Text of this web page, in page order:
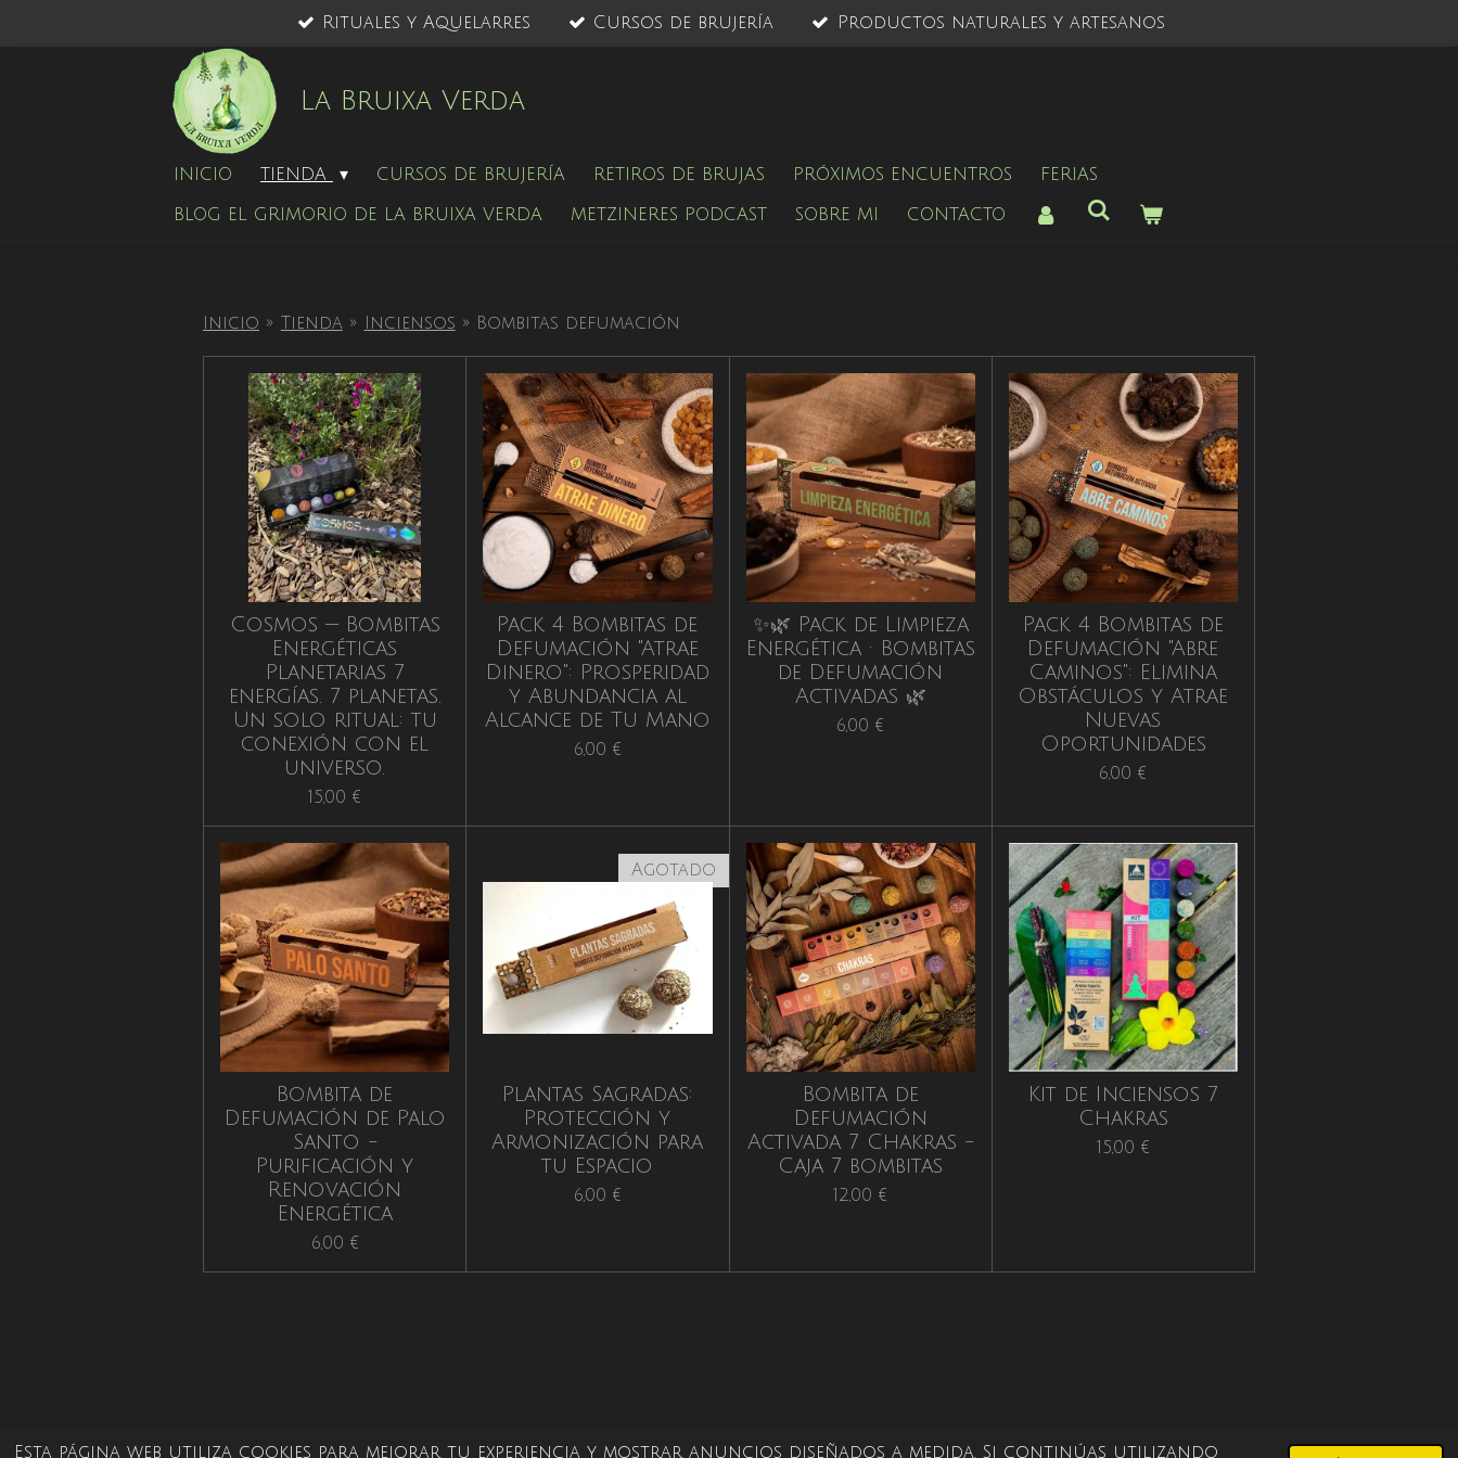
Esta página web utiliza cookies para mejorar tu experiencia y mostrar anuncios diseñados a medida. Si continúas utilizando
Rituales y Aquelarres Cursos de brujería Productos naturales y artesanos
La Bruixa Verda
INICIO TIENDA CURSOS DE BRUJERÍA RETIROS DE BRUJAS PRÓXIMOS ENCUENTROS FERIAS
BLOG EL GRIMORIO DE LA BRUIXA VERDA METZINERES PODCAST SOBRE MI CONTACTO
Inicio » Tienda » Inciensos » Bombitas defumación
Cosmos — Bombitas
Energéticas
Planetarias 7
energías. 7 planetas.
Un solo ritual: tu
conexión con el
universo.
15,00 €
Pack 4 Bombitas de
Defumación "Atrae
Dinero": Prosperidad
y Abundancia al
Alcance de Tu Mano
6,00 €
✨🌿 Pack de Limpieza
Energética · Bombitas
de Defumación
Activadas 🌿
6,00 €
Pack 4 Bombitas de
Defumación "Abre
Caminos": Elimina
Obstáculos y Atrae
Nuevas
Oportunidades
6,00 €
Bombita de
Defumación de Palo
Santo -
Purificación y
Renovación
Energética
6,00 €
Agotado
Plantas Sagradas:
Protección y
Armonización para
tu Espacio
6,00 €
Bombita de
Defumación
Activada 7 Chakras -
Caja 7 bombitas
12,00 €
Kit de Inciensos 7
Chakras
15,00 €